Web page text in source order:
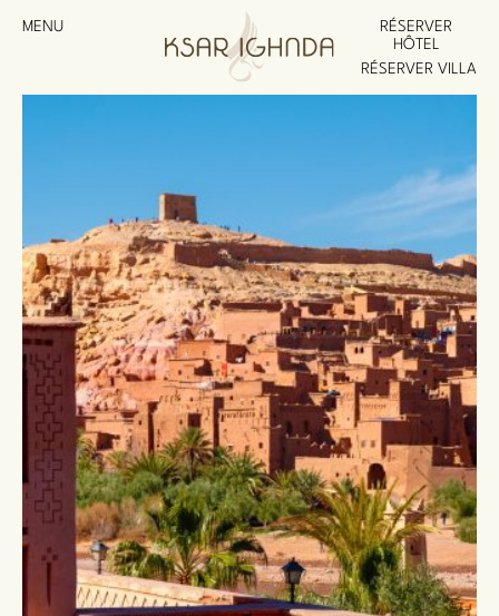
MENU
RÉSERVER
HÔTEL
RÉSERVER VILLA